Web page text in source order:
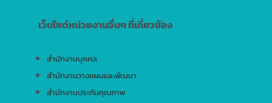
เว็บไซต์หน่วยงานอื่นๆ ที่เกี่ยวข้อง
สำนักงานบุคคล
สำนักงานวางแผนและพัฒนา
สำนักงานประกันคุณภาพ